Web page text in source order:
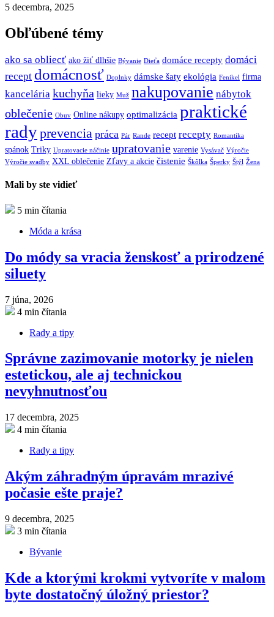
5 decembra, 2025
Obľúbené témy
ako sa obliecť ako žiť dlhšie Bývanie Dieťa domáce recepty domáci
recept domácnosť Doplnky dámske šaty ekológia Fenikel firma
kancelária kuchyňa lieky Muž nakupovanie nábytok
oblečenie Obuv Online nákupy optimalizácia praktické
radyprevencia práca Pár Rande recept recepty Romantika
spánok Triky Upratovacie náčinie upratovanie varenie Vysávač Výročie
Výročie svadby XXL oblečenie Zľavy a akcie čistenie Škôlka Šperky Štýl Žena
Mali by ste vidieť
5 min čítania
Móda a krása
Do módy sa vracia ženskosť a prirodzené
siluety
7 júna, 2026
4 min čítania
Rady a tipy
Správne zazimovanie motorky je nielen
estetickou, ale aj technickou
nevyhnutnosťou
17 decembra, 2025
4 min čítania
Rady a tipy
Akým záhradným úpravám mrazivé
počasie ešte praje?
9 decembra, 2025
3 min čítania
Bývanie
Kde a ktorými krokmi vytvoríte v malom
byte dostatočný úložný priestor?